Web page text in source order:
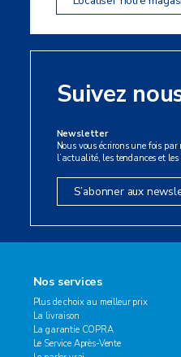
Suivez
Newsletter
Nous vous écrirons une fois
l’actualité, les tendances et
S’abonner aux
Nos services
Plus de choix au meilleur prix
La livraison
La garantie COPRA
Le Service Après-Vente